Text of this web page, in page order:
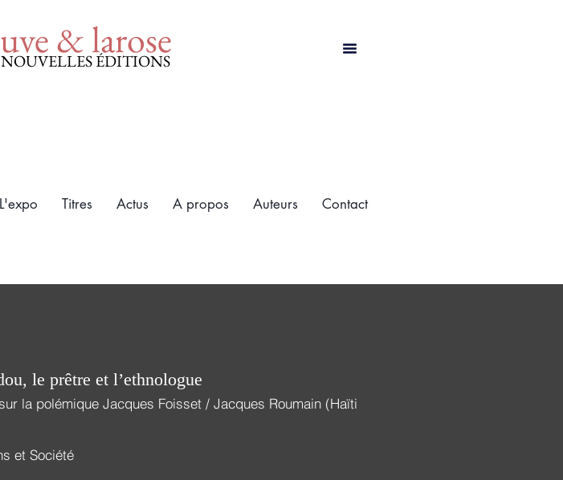
& larose
NOUVELLES ÉDITIONS
L'expo Titres Actus A propos Auteurs Contact
et Société
le prêtre et l’ethnologue
la polémique Jacques Foisset / Jacques Roumain (Haïti